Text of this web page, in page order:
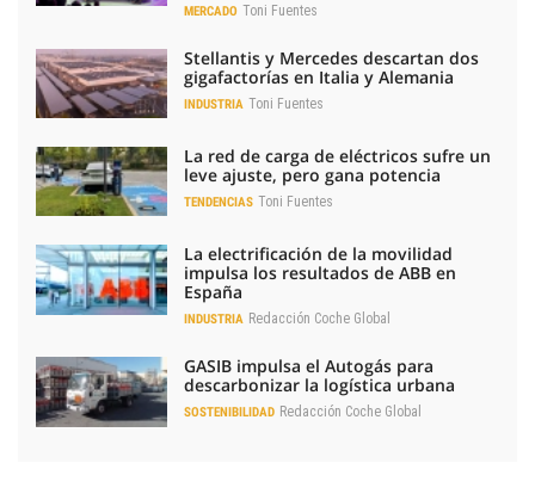
MERCADO Toni Fuentes
Stellantis y Mercedes descartan dos
gigafactorías en Italia y Alemania
INDUSTRIA Toni Fuentes
La red de carga de eléctricos sufre un
leve ajuste, pero gana potencia
TENDENCIAS Toni Fuentes
La electrificación de la movilidad
impulsa los resultados de ABB en
España
INDUSTRIA Redacción Coche Global
GASIB impulsa el Autogás para
descarbonizar la logística urbana
SOSTENIBILIDAD Redacción Coche Global